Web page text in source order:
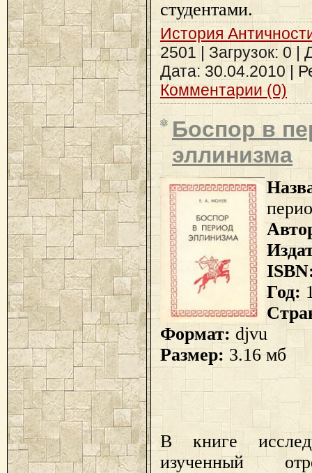
студентами.
История
2501 | Загрузок: 0 |
Дата: 30.04.2010|
Комментарии (0)
Боспор в
эллинизма
Год:
Формат: djvu
Размер: 3.16 мб
В книге
изученный